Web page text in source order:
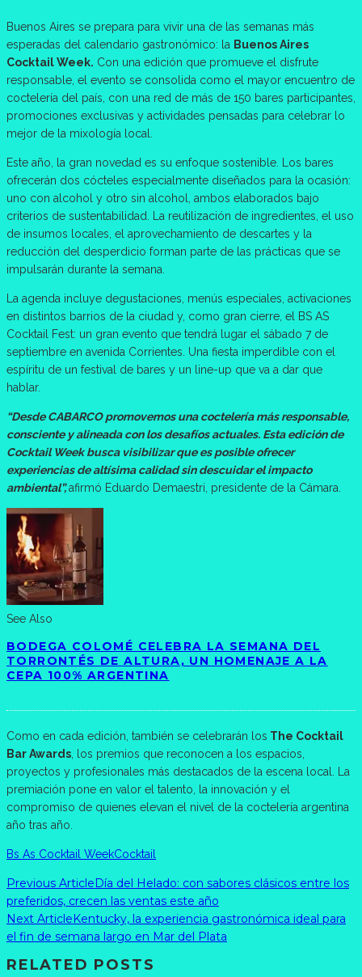
Buenos Aires se prepara para vivir una de las semanas más
esperadas del calendario gastronómico: la Buenos Aires
Cocktail Week. Con una edición que promueve el disfrute
responsable, el evento se consolida como el mayor encuentro de
coctelería del país, con una red de más de 150 bares participantes,
promociones exclusivas y actividades pensadas para celebrar lo
mejor de la mixología local.
Este año, la gran novedad es su enfoque sostenible. Los bares
ofrecerán dos cócteles especialmente diseñados para la ocasión:
uno con alcohol y otro sin alcohol, ambos elaborados bajo
criterios de sustentabilidad. La reutilización de ingredientes, el uso
de insumos locales, el aprovechamiento de descartes y la
reducción del desperdicio forman parte de las prácticas que se
impulsarán durante la semana.
La agenda incluye degustaciones, menús especiales, activaciones
en distintos barrios de la ciudad y, como gran cierre, el BS AS
Cocktail Fest: un gran evento que tendrá lugar el sábado 7 de
septiembre en avenida Corrientes. Una fiesta imperdible con el
espíritu de un festival de bares y un line-up que va a dar que
hablar.
“Desde CABARCO promovemos una coctelería más responsable,
consciente y alineada con los desafíos actuales. Esta edición de
Cocktail Week busca visibilizar que es posible ofrecer
experiencias de altísima calidad sin descuidar el impacto
ambiental”,afirmó Eduardo Demaestri, presidente de la Cámara.
See Also
BODEGA COLOMÉ CELEBRA LA SEMANA DEL
TORRONTÉS DE ALTURA, UN HOMENAJE A LA
CEPA 100% ARGENTINA
Como en cada edición, también se celebrarán los The Cocktail
Bar Awards , los premios que reconocen a los espacios,
proyectos y profesionales más destacados de la escena local. La
premiación pone en valor el talento, la innovación y el
compromiso de quienes elevan el nivel de la coctelería argentina
año tras año.
Bs As Cocktail WeekCocktail
Previous ArticleDía del Helado: con sabores clásicos entre los
preferidos, crecen las ventas este año
Next ArticleKentucky, la experiencia gastronómica ideal para
el fin de semana largo en Mar del Plata
RELATED POSTS